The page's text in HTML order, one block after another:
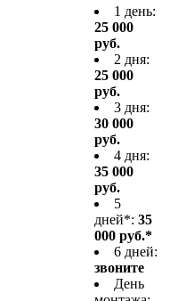
1 день:
25 000
руб.
2 дня:
25 000
руб.
3 дня:
30 000
руб.
4 дня:
35 000
руб.
5
дней*: 35
000 руб.*
6 дней:
звоните
День